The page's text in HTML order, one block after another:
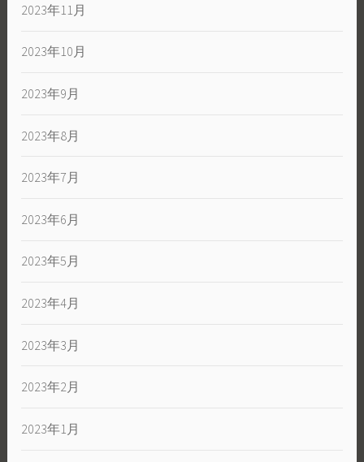
2023年11月
2023年10月
2023年9月
2023年8月
2023年7月
2023年6月
2023年5月
2023年4月
2023年3月
2023年2月
2023年1月